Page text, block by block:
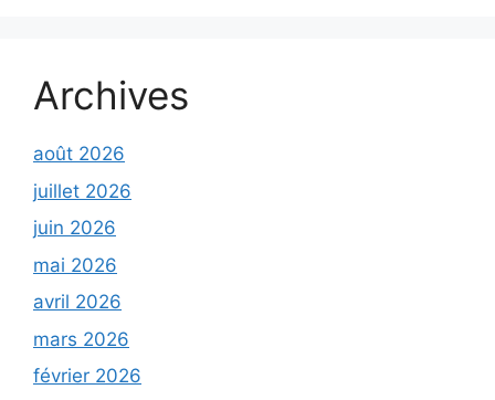
Archives
août 2026
juillet 2026
juin 2026
mai 2026
avril 2026
mars 2026
février 2026